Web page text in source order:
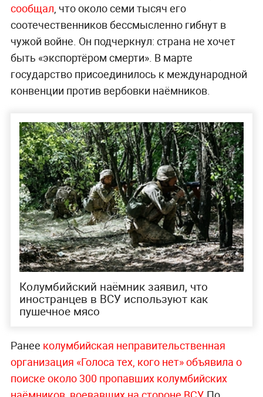
сообщал, что около семи тысяч его
соотечественников бессмысленно гибнут в
чужой войне. Он подчеркнул: страна не хочет
быть «экспортёром смерти». В марте
государство присоединилось к международной
конвенции против вербовки наёмников.
Колумбийский наёмник заявил, что
иностранцев в ВСУ используют как
пушечное мясо
Ранее колумбийская неправительственная
организация «Голоса тех, кого нет» объявила о
поиске около 300 пропавших колумбийских